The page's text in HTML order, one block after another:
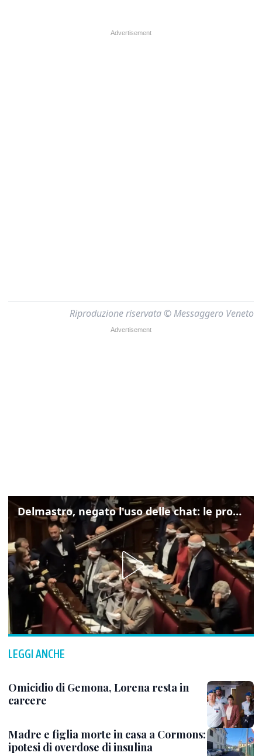
Riproduzione riservata © Messaggero Veneto
Delmastro, negato l'uso delle chat: le proteste di Avs e M5s
LEGGI ANCHE
Omicidio di Gemona, Lorena resta in
carcere
Madre e figlia morte in casa a Cormons:
ipotesi di overdose di insulina